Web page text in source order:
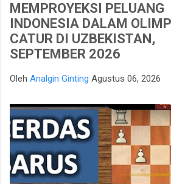
MEMPROYEKSI PELUANG
INDONESIA DALAM
CATUR DI UZBEKISTAN,
SEPTEMBER 2026
Oleh Analgin Ginting Agustus 06, 2026